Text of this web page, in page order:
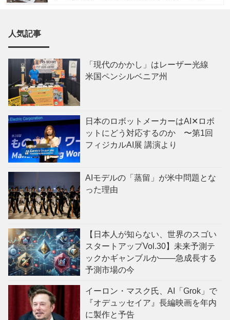
人気記事
「現代のかかし」はレーザー光線
米国ペンシルベニア州
日本のロボットメーカーはAI✕ロボ
ットにどう対応するのか 〜第1回
フィジカルAI展 講演より
AIモデルの「蒸留」が米中問題とな
った理由
【日本人が知らない、世界のスゴい
スタートアップVol.30】未来予測テ
ックかギャンブルか——急成長する
予測市場の今
イーロン・マスク氏、AI「Grok」で
『オデュッセイア』長編映画を年内
に製作と予告